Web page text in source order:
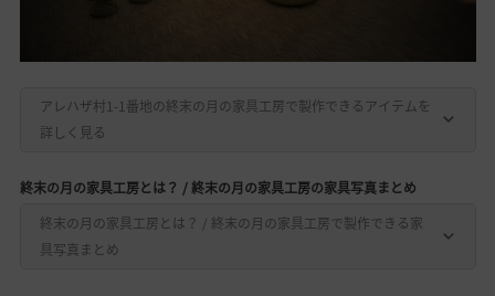
アレハザ村1-1番地の終末の月の家具工房で製作できるアイテムを
詳しく見る
終末の月の家具工房とは？ / 終末の月の家具工房の家具写真まとめ
終末の月の家具工房とは？ / 終末の月の家具工房で製作できる家
具写真まとめ